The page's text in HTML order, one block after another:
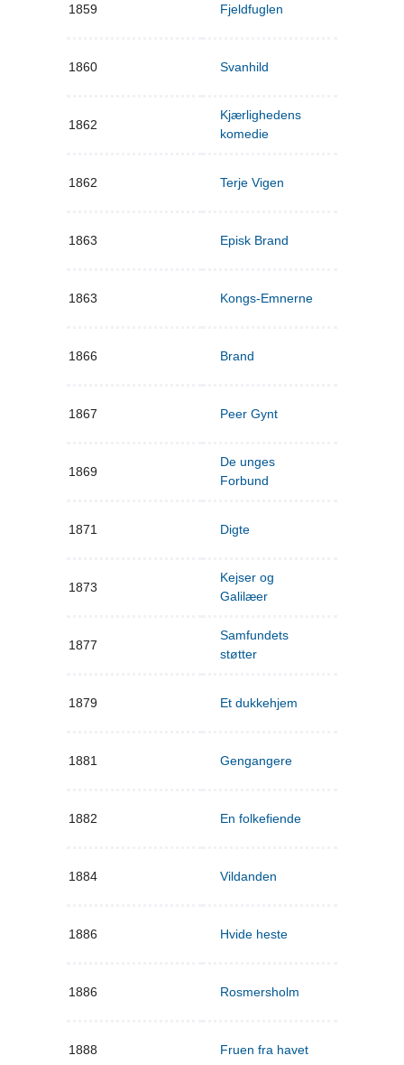
1859 Fjeldfuglen
1860 Svanhild
1862
Kjærlighedens
komedie
1862 Terje Vigen
1863 Episk Brand
1863 Kongs-Emnerne
1866 Brand
1867 Peer Gynt
1869
De unges
Forbund
1871 Digte
1873
Kejser og
Galilæer
1877
Samfundets
støtter
1879 Et dukkehjem
1881 Gengangere
1882 En folkefiende
1884 Vildanden
1886 Hvide heste
1886 Rosmersholm
1888 Fruen fra havet